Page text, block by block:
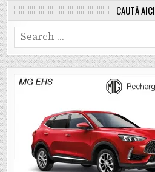
CAUTĂ AICI
Search
for: